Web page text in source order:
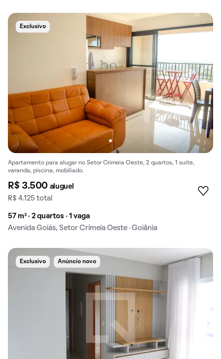
Exclusivo
Apartamento para alugar no Setor Crimeia Oeste, 2 quartos, 1 suíte,
varanda, piscina, mobiliado.
R$ 3.500 aluguel
R$ 4.125 total
57 m² · 2 quartos · 1 vaga
Avenida Goiás, Setor Crimeia Oeste · Goiânia
Exclusivo Anúncio novo